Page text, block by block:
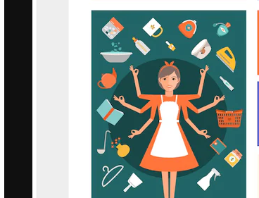
Abonnenten unter Kreativen,
Agenturen und Studios.
Deutsch